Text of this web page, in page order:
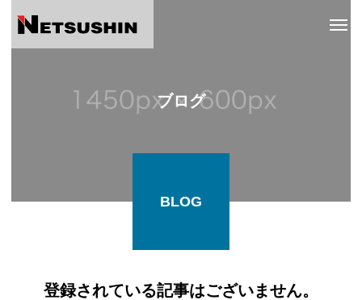
ブログ
BLOG
登録されている記事はございません。